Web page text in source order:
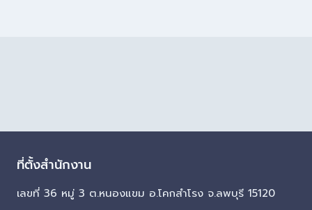
ที่ตั้งสำนักงาน
เลขที่ 36 หมู่ 3 ต.หนองแขม อ.โคกสำโรง จ.ลพบุรี 15120